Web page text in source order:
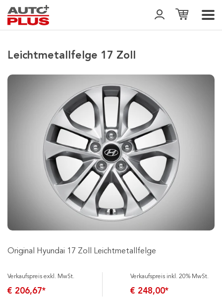
Leichtmetallfelge 17 Zoll
Original Hyundai 17 Zoll Leichtmetallfelge
Verkaufspreis exkl. MwSt.
€ 206,67*
Verkaufspreis inkl. 20% MwSt.
€ 248,00*